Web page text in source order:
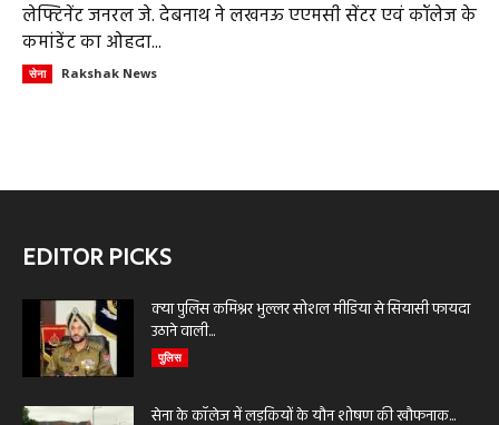
लेफ्टिनेंट जनरल जे. देबनाथ ने लखनऊ एएमसी सेंटर एवं कॉलेज के
कमांडेंट का ओहदा...
सेना Rakshak News
EDITOR PICKS
क्या पुलिस कमिश्नर भुल्लर सोशल मीडिया से सियासी फायदा
उठाने वाली...
पुलिस
सेना के कॉलेज में लड़कियों के यौन शोषण की खौफनाक...